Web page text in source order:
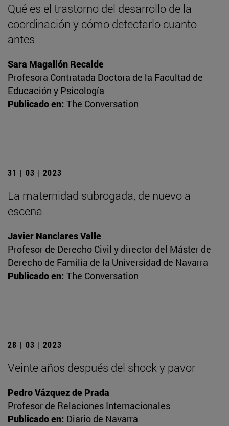
Qué es el trastorno del desarrollo de la
coordinación y cómo detectarlo cuanto
antes
Sara Magallón Recalde
Profesora Contratada Doctora de la Facultad de
Educación y Psicología
Publicado en: The Conversation
31 | 03 | 2023
La maternidad subrogada, de nuevo a
escena
Javier Nanclares Valle
Profesor de Derecho Civil y director del Máster de
Derecho de Familia de la Universidad de Navarra
Publicado en: The Conversation
28 | 03 | 2023
Veinte años después del shock y pavor
Pedro Vázquez de Prada
Profesor de Relaciones Internacionales
Publicado en: Diario de Navarra